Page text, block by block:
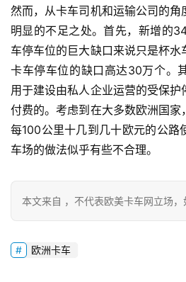
首
页
独
资
讯
然而，从卡车司机和运输公司的
明显的不足之处。首先，新增的
车停车位的巨大缺口来说只是杯
卡车停车位的缺口高达30万个。
用于建设由私人企业运营的受保
付费的。考虑到在大多数欧洲国
每100公里十几到几十欧元的公路
车场的做法似乎有些不合理。
本文来自 ，不代表欧美卡车网立场
欧洲卡车